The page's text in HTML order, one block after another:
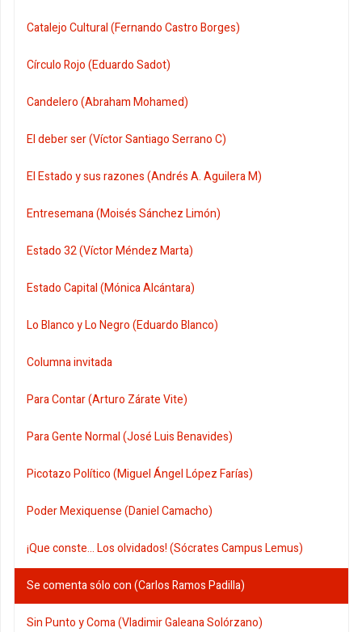
Catalejo Cultural (Fernando Castro Borges)
Círculo Rojo (Eduardo Sadot)
Candelero (Abraham Mohamed)
El deber ser (Víctor Santiago Serrano C)
El Estado y sus razones (Andrés A. Aguilera M)
Entresemana (Moisés Sánchez Limón)
Estado 32 (Víctor Méndez Marta)
Estado Capital (Mónica Alcántara)
Lo Blanco y Lo Negro (Eduardo Blanco)
Columna invitada
Para Contar (Arturo Zárate Vite)
Para Gente Normal (José Luis Benavides)
Picotazo Político (Miguel Ángel López Farías)
Poder Mexiquense (Daniel Camacho)
¡Que conste... Los olvidados! (Sócrates Campus Lemus)
Se comenta sólo con (Carlos Ramos Padilla)
Sin Punto y Coma (Vladimir Galeana Solórzano)